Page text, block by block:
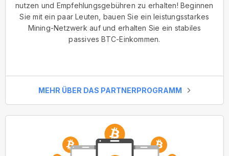
nutzen und Empfehlungsgebühren zu erhalten! Beginnen
Sie mit ein paar Leuten, bauen Sie ein leistungsstarkes
Mining-Netzwerk auf und erhalten Sie ein stabiles
passives BTC-Einkommen.
MEHR ÜBER DAS PARTNERPROGRAMM